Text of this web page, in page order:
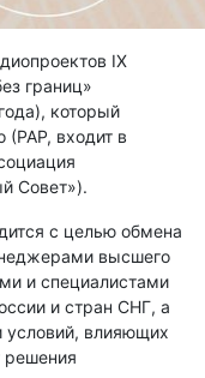
IX
границ»
который
(РАР, входит в
Совет»).
с целью обмена
высшего
и специалистами
и стран СНГ, а
условий, влияющих
решения